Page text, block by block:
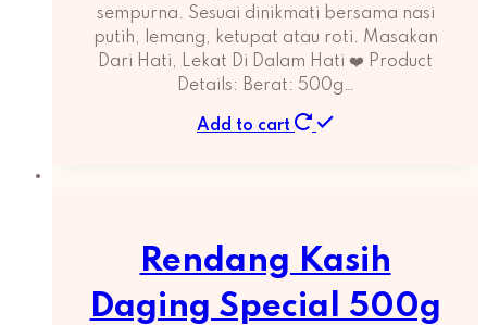
sempurna. Sesuai dinikmati bersama nasi
putih, lemang, ketupat atau roti. Masakan
Dari Hati, Lekat Di Dalam Hati ❤️ Product
Details: Berat: 500g…
Add to cart
Rendang Kasih
Daging Special 500g